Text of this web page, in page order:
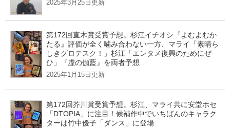
2025年3月25日更新
第172回直木賞受賞予想。杉江イチオシ『よむよむか
たる』評価が全く噛み合わない一方、マライ「素晴ら
しきグロテスク！」杉江「エンタメ復興のためにぜ
ひ」『虚の伽藍』を両者予想
2025年1月15日更新
第172回芥川賞受賞予想。杉江、マライ共に安堂ホセ
「DTOPIA」に注目！候補作中でいちばんのキャラク
ターは竹中優子「ダンス」に登場